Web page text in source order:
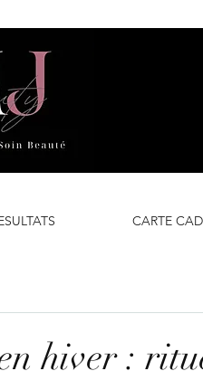
CARTE
hiver :